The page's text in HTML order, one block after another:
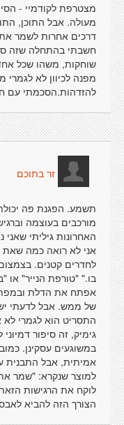
מצטרפת לקודמיי -
מעולה. אבל התוכן,
דרכים אחרות לשמר
חשבתי בהתחלה שזה
שוחקות, משהו שכל
מפנה לכיוון לא
להזדהות.הסכמתי עם
זר בתוכם
תשמע. הפגנת פה
מורכבים בעוצמה
האחרונות גיליתי
אני לא רואה כמה
לחדרים קטנים.
בו." "טורפת הנייר"
אפתח את הדלת
של ממש. אבל לדעתי יש
התסריט הוא לגמרי לא
גימיק, זה סיפור
במשוגעים עסקינן.
אמיתית, אבל התבנית
למוצר שנקרא: "שמר
לוקח את הרגישות
הצורך הזה להביא